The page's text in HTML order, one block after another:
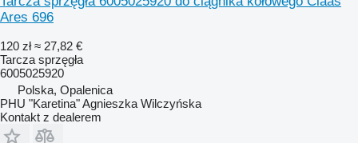
Ares 696
120 zł ≈ 27,82 €
Tarcza sprzęgła
6005025920
Polska, Opalenica
PHU "Karetina" Agnieszka Wilczyńska
Kontakt z dealerem